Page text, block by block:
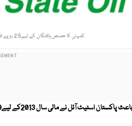
کمپنی کا حصص یافتگان کے لیے2.5 روپے فی شیئر حتمی نقد ڈیویڈنڈ کابھی اعلان فوٹو: فائل